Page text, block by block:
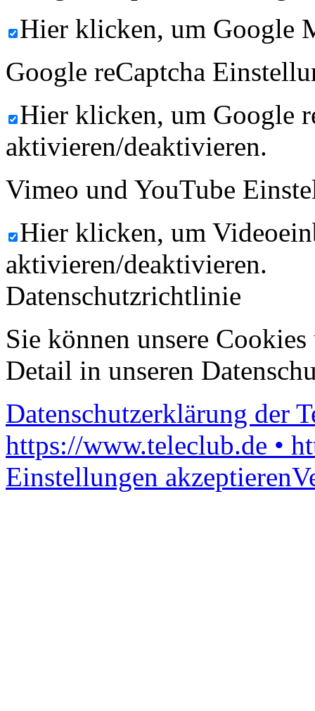
Hier klicken, um Google
Google reCaptcha
Hier klicken, um Google
aktivieren/deaktivieren.
Vimeo und YouTube
Hier klicken, um
aktivieren/deaktivieren.
Datenschutzrichtlinie
Sie können unsere
Detail in unseren
Datenschutzerklärung der
https://www.teleclub.de •
Einstellungen akzeptieren